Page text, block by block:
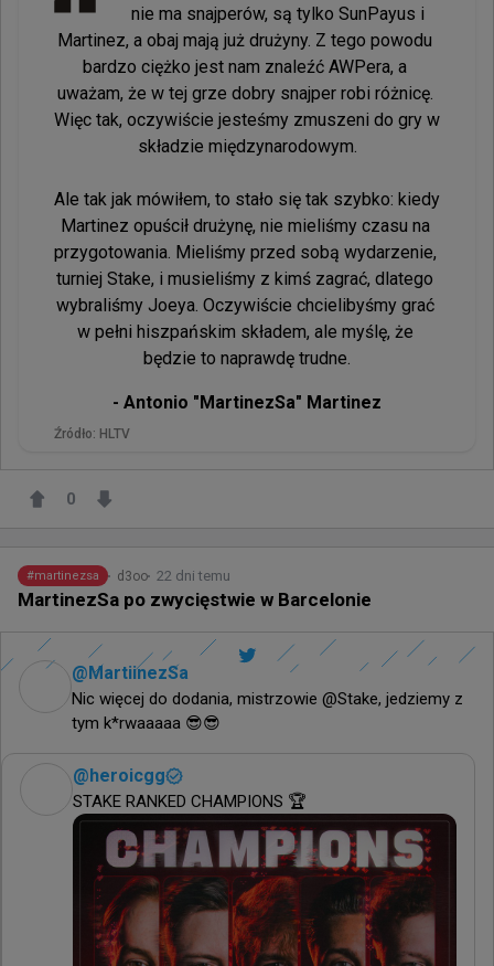
nie ma snajperów, są tylko SunPayus i
Martinez, a obaj mają już drużyny. Z tego powodu
bardzo ciężko jest nam znaleźć AWPera, a
uważam, że w tej grze dobry snajper robi różnicę.
Więc tak, oczywiście jesteśmy zmuszeni do gry w
składzie międzynarodowym.
Ale tak jak mówiłem, to stało się tak szybko: kiedy
Martinez opuścił drużynę, nie mieliśmy czasu na
przygotowania. Mieliśmy przed sobą wydarzenie,
turniej Stake, i musieliśmy z kimś zagrać, dlatego
wybraliśmy Joeya. Oczywiście chcielibyśmy grać
w pełni hiszpańskim składem, ale myślę, że
będzie to naprawdę trudne.
- Antonio "⁠MartinezSa⁠" Martinez
Źródło: HLTV
0
#martinezsa d3oo 22 dni temu
MartinezSa po zwycięstwie w Barcelonie
@ MartiinezSa
Nic więcej do dodania, mistrzowie @Stake, jedziemy z
tym k*rwaaaaa 😎😎
@ heroicgg
STAKE RANKED CHAMPIONS 🏆